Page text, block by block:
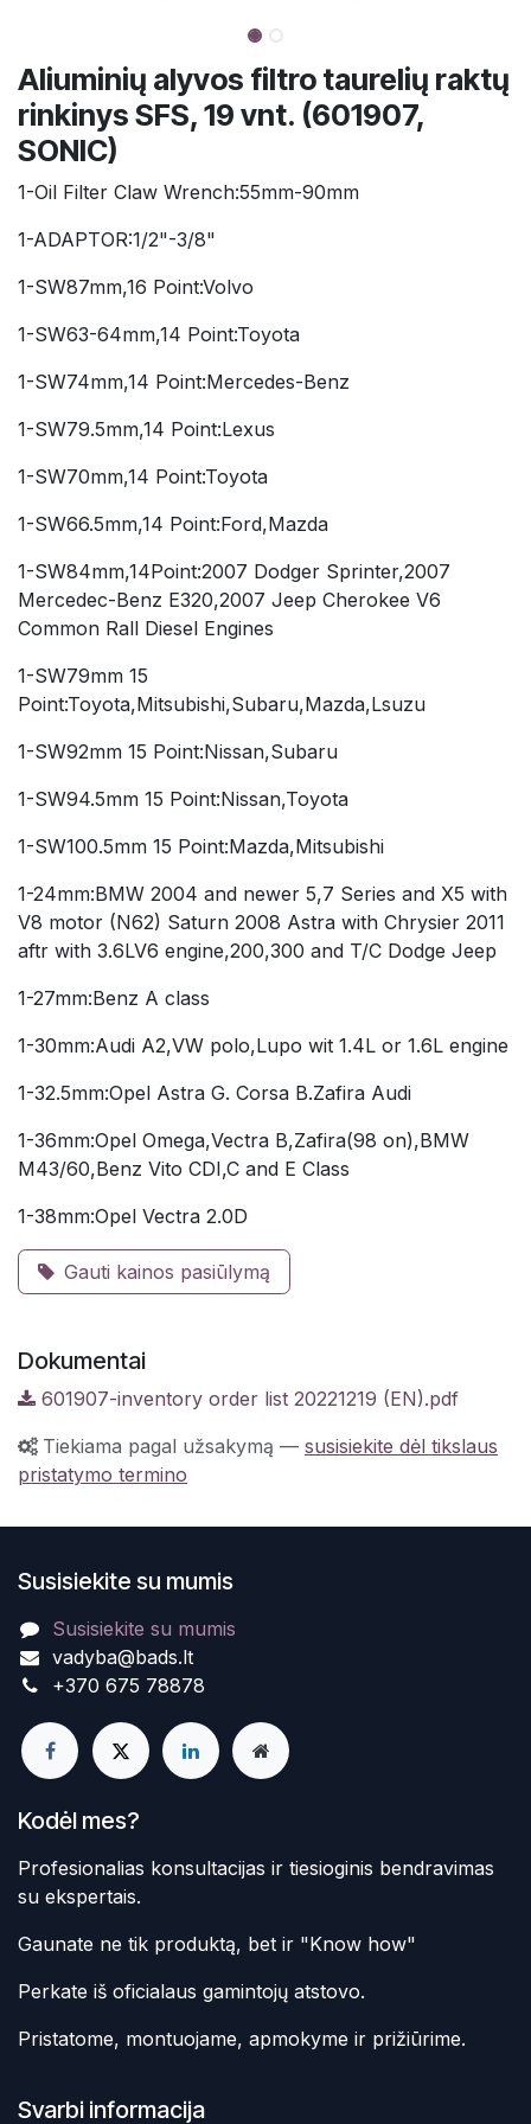
Aliuminių alyvos filtro taurelių raktų
rinkinys SFS, 19 vnt. (601907,
SONIC)
1-Oil Filter Claw Wrench:55mm-90mm
1-ADAPTOR:1/2"-3/8"
1-SW87mm,16 Point:Volvo
1-SW63-64mm,14 Point:Toyota
1-SW74mm,14 Point:Mercedes-Benz
1-SW79.5mm,14 Point:Lexus
1-SW70mm,14 Point:Toyota
1-SW66.5mm,14 Point:Ford,Mazda
1-SW84mm,14Point:2007 Dodger Sprinter,2007
Mercedec-Benz E320,2007 Jeep Cherokee V6
Common Rall Diesel Engines
1-SW79mm 15
Point:Toyota,Mitsubishi,Subaru,Mazda,Lsuzu
1-SW92mm 15 Point:Nissan,Subaru
1-SW94.5mm 15 Point:Nissan,Toyota
1-SW100.5mm 15 Point:Mazda,Mitsubishi
1-24mm:BMW 2004 and newer 5,7 Series and X5 with
V8 motor (N62) Saturn 2008 Astra with Chrysier 2011
aftr with 3.6LV6 engine,200,300 and T/C Dodge Jeep
1-27mm:Benz A class
1-30mm:Audi A2,VW polo,Lupo wit 1.4L or 1.6L engine
1-32.5mm:Opel Astra G. Corsa B.Zafira Audi
1-36mm:Opel Omega,Vectra B,Zafira(98 on),BMW
M43/60,Benz Vito CDI,C and E Class
1-38mm:Opel Vectra 2.0D
Gauti kainos pasiūlymą
Dokumentai
601907-inventory order list 20221219 (EN).pdf
Tiekiama pagal užsakymą — susisiekite dėl tikslaus
pristatymo termino
Susisiekite su mumis
Susisiekite su mumis
vadyba@bads.lt
+370 675 78878
Kodėl mes?
Profesionalias konsultacijas ir tiesioginis bendravimas
su ekspertais.
Gaunate ne tik produktą, bet ir "Know how"
Perkate iš oficialaus gamintojų atstovo.
Pristatome, montuojame, apmokyme ir prižiūrime.
Svarbi informacija